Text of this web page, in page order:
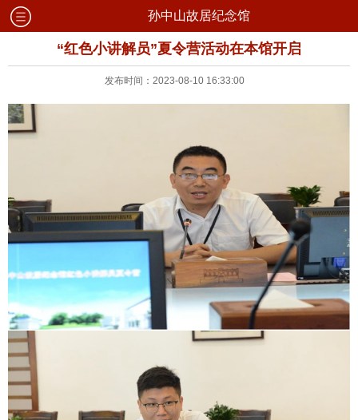
孙中山故居纪念馆
“红色小讲解员”夏令营活动在本馆开启
发布时间：2023-08-10 16:33:00